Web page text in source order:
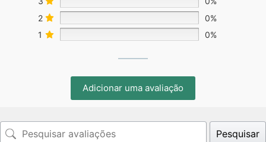
2
0%
1
0%
Adicionar uma avaliação
Pesquisar